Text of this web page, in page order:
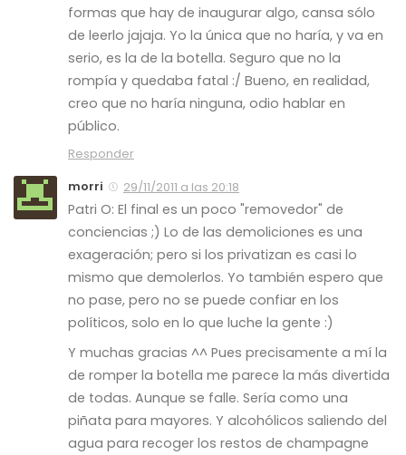
formas que hay de inaugurar algo, cansa sólo
de leerlo jajaja. Yo la única que no haría, y va en
serio, es la de la botella. Seguro que no la
rompía y quedaba fatal :/ Bueno, en realidad,
creo que no haría ninguna, odio hablar en
público.
Responder
morri
29/11/2011 a las 20:18
Patri O: El final es un poco "removedor" de
conciencias ;) Lo de las demoliciones es una
exageración; pero si los privatizan es casi lo
mismo que demolerlos. Yo también espero que
no pase, pero no se puede confiar en los
políticos, solo en lo que luche la gente :)
Y muchas gracias ^^ Pues precisamente a mí la
de romper la botella me parece la más divertida
de todas. Aunque se falle. Sería como una
piñata para mayores. Y alcohólicos saliendo del
agua para recoger los restos de champagne